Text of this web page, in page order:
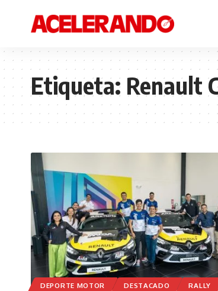
Etiqueta: Renault
DEPORTE MOTOR DESTACADO RALLY